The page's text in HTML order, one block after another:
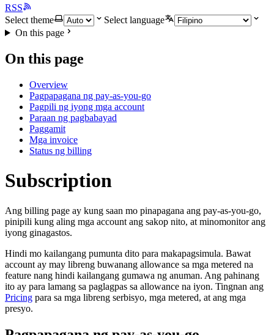
RSS
Select theme
Select language
On this page
On this page
Overview
Pagpapagana ng pay-as-you-go
Pagpili ng iyong mga account
Paraan ng pagbabayad
Paggamit
Mga invoice
Status ng billing
Subscription
Ang billing page ay kung saan mo pinapagana ang pay-as-you-go,
pinipili kung aling mga account ang sakop nito, at minomonitor ang
iyong ginagastos.
Hindi mo kailangang pumunta dito para makapagsimula. Bawat
account ay may libreng buwanang allowance sa mga metered na
feature nang hindi kailangang gumawa ng anuman. Ang pahinang
ito ay para lamang sa paglagpas sa allowance na iyon. Tingnan ang
Pricing para sa mga libreng serbisyo, mga metered, at ang mga
presyo.